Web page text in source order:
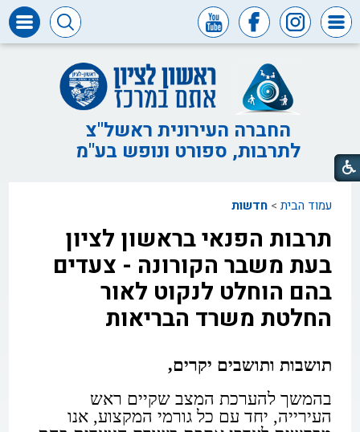
ומכרזים
חופש
המידע
דבר
ראש
דבר
החברה
צור
קשר
החברה העירונית ראשל"צ
לתרבות, ספורט ונופש בע"מ
עמוד הבית >חדשות
תרבות הפנאי בראשון לציון
בעת משבר הקורונה - צעדים
בהם הוחלט לנקוט לאור
החלטת משרד הבריאות
תושבות ותושבים יקרים,
בהמשך להערכת המצב שקיים ראש
העירייה, יחד עם כל גורמי המקצוע, אנו